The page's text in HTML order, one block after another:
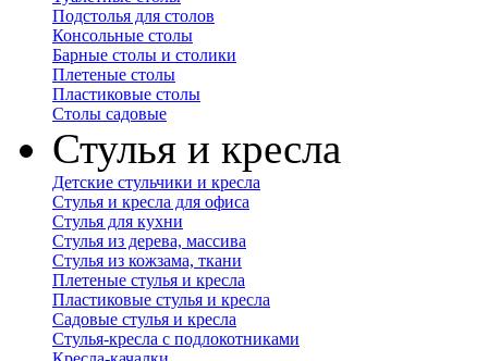
Подстолья для столов
Консольные столы
Барные столы и столики
Плетеные столы
Пластиковые столы
Столы садовые
Стулья и кресла
Детские стульчики и кресла
Стулья и кресла для офиса
Стулья для кухни
Стулья из дерева, массива
Стулья из кожзама, ткани
Плетеные стулья и кресла
Пластиковые стулья и кресла
Садовые стулья и кресла
Стулья-кресла с подлокотниками